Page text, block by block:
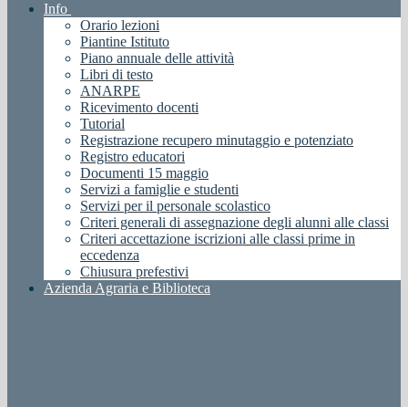
Info
Orario lezioni
Piantine Istituto
Piano annuale delle attività
Libri di testo
ANARPE
Ricevimento docenti
Tutorial
Registrazione recupero minutaggio e potenziato
Registro educatori
Documenti 15 maggio
Servizi a famiglie e studenti
Servizi per il personale scolastico
Criteri generali di assegnazione degli alunni alle classi
Criteri accettazione iscrizioni alle classi prime in
eccedenza
Chiusura prefestivi
Azienda Agraria e Biblioteca